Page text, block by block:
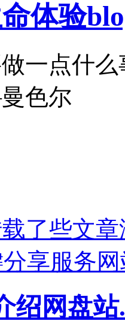
体验
一点什
色尔
了些文
分享服务
绍网盘